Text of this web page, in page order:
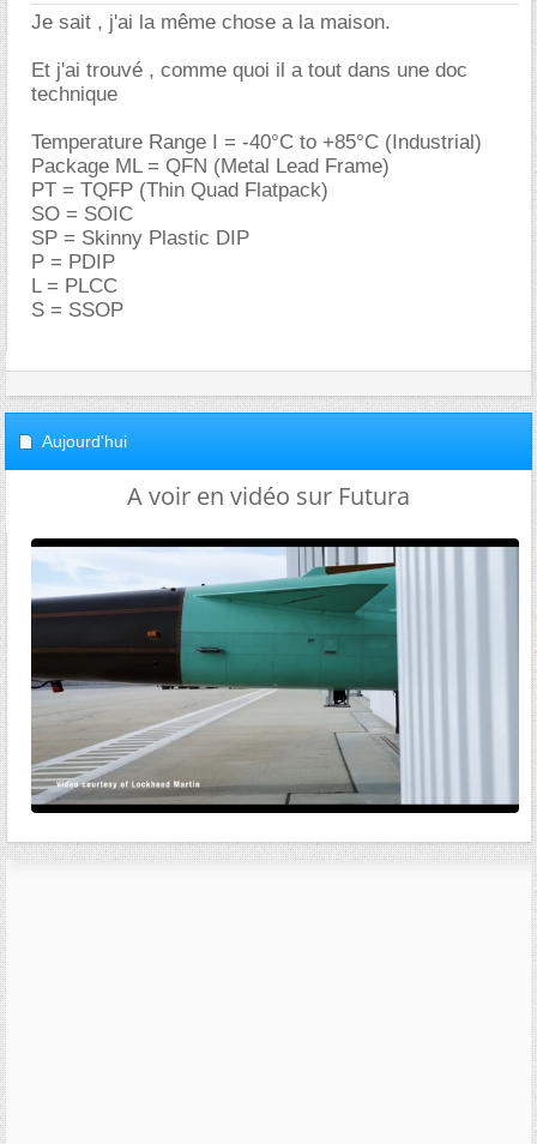
Je sait , j'ai la même chose a la maison.
Et j'ai trouvé , comme quoi il a tout dans une doc
technique
Temperature Range I = -40°C to +85°C (Industrial)
Package ML = QFN (Metal Lead Frame)
PT = TQFP (Thin Quad Flatpack)
SO = SOIC
SP = Skinny Plastic DIP
P = PDIP
L = PLCC
S = SSOP
Aujourd'hui
A voir en vidéo sur Futura